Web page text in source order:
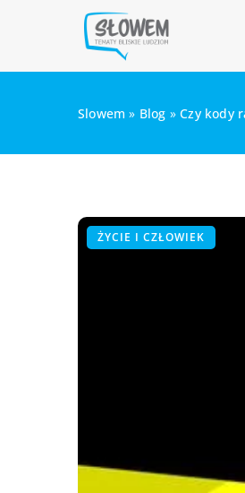
Slowem » Blog »Czy kody
ŻYCIE I CZŁOWIEK